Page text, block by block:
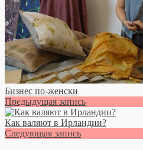
Бизнес по-женски
Предыдущая запись
Как валяют в Ирландии?
Следующая запись